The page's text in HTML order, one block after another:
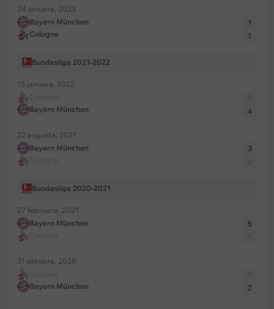
24 januara, 2023
Bayern München
Cologne
1
1
Bundesliga 2021-2022
15 januara, 2022
Bayern München
4
22 avgusta, 2021
Bayern München
3
Bundesliga 2020-2021
27 februara, 2021
Bayern München
5
31 oktobra, 2020
Bayern München
2